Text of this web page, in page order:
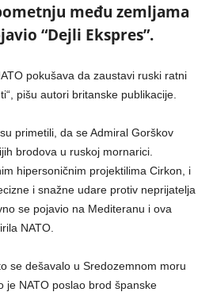
među zemljama
“Dejli Ekspres”.
pokušava da zaustavi ruski ratni
pišu autori britanske publikacije.
primetili, da se Admiral Gorškov
brodova u ruskoj mornarici.
hipersoničnim projektilima Cirkon, i
i snažne udare protiv neprijatelja
se pojavio na Mediteranu i ova
NATO.
se dešavalo u Sredozemnom moru
je NATO poslao brod španske